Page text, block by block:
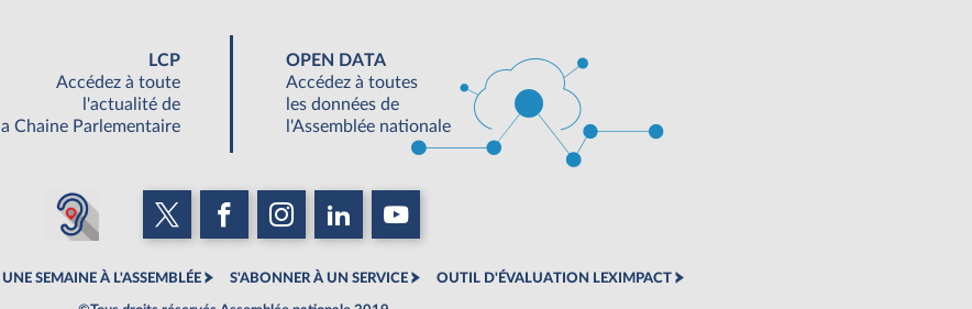
LCP
Accédez à toute
l'actualité de
la Chaine Parlementaire
OPEN DATA
Accédez à toutes
les données de
l'Assemblée nationale
UNE SEMAINE À L'ASSEMBLÉE S'ABONNER À UN SERVICE OUTIL D'ÉVALUATION LEXIMPACT